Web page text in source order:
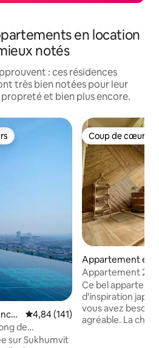
en location
notés
: ces résidences
très bien notées pour leur
et bien plus encore.
Évaluation moyenne sur la
4,84 (141)
de
haut de
sur Sukhumvit
Coup de cœur
Coup de cœur
Appartement en
⋅ Watthana
Appartement 2C
baignoire
Ce bel
d'inspiration
vous avez besoin
agréable. La